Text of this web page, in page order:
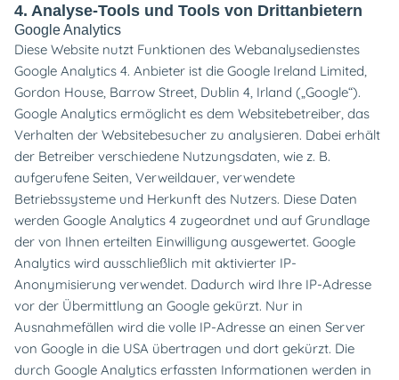
4. Analyse-Tools und Tools von Drittanbietern
Google Analytics
Diese Website nutzt Funktionen des Webanalysedienstes
Google Analytics 4. Anbieter ist die Google Ireland Limited,
Gordon House, Barrow Street, Dublin 4, Irland („Google“).
Google Analytics ermöglicht es dem Websitebetreiber, das
Verhalten der Websitebesucher zu analysieren. Dabei erhält
der Betreiber verschiedene Nutzungsdaten, wie z. B.
aufgerufene Seiten, Verweildauer, verwendete
Betriebssysteme und Herkunft des Nutzers. Diese Daten
werden Google Analytics 4 zugeordnet und auf Grundlage
der von Ihnen erteilten Einwilligung ausgewertet. Google
Analytics wird ausschließlich mit aktivierter IP-
Anonymisierung verwendet. Dadurch wird Ihre IP-Adresse
vor der Übermittlung an Google gekürzt. Nur in
Ausnahmefällen wird die volle IP-Adresse an einen Server
von Google in die USA übertragen und dort gekürzt. Die
durch Google Analytics erfassten Informationen werden in